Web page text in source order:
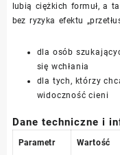
lubią ciężkich formuł, a
bez ryzyka efektu
dla osób
się wchłania
dla tych, którzy
widoczność cieni
Dane techniczne i
Parametr Wartość